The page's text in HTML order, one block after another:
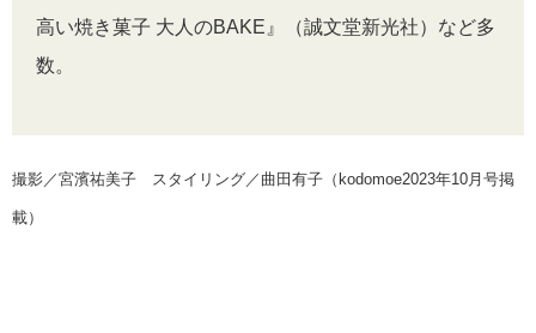
高い焼き菓子 大人のBAKE』（誠文堂新光社）など多
数。
撮影／宮濱祐美子 スタイリング／曲田有子（kodomoe2023年10月号掲
載）